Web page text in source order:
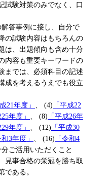
試験対策のみでなく、口
答事例に接し、自分で
の試験内容はもちろんの
は、出題傾向も含め十分
内容も重要キーワードの
までは、必須科目の記述
成を考えるうえでも役立
21年度」 、 (4) 「平成22
25年度」 、 (8) 「平成26年
29年度」 、 (12) 「平成30
和3年度」 、 (16) 「令和4
ご活用いただくこと
見事合格の栄冠を勝ち取
である。